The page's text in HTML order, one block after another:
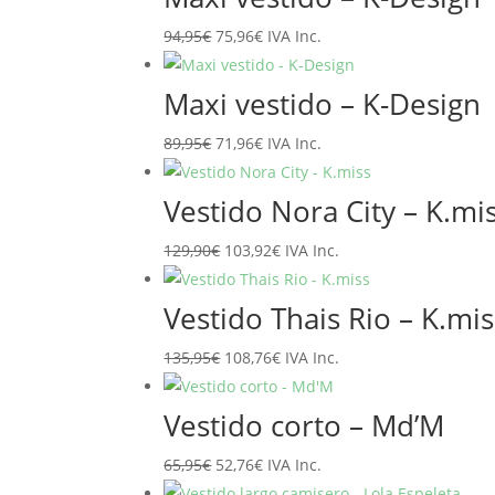
94,95€El
precio
original
era:
94,95€.
75,96€El
precio
actual
es:
75,96€.
IVA Inc.
Maxi vestido – K-Design
89,95€El
precio
original
era:
89,95€.
71,96€El
precio
actual
es:
71,96€.
IVA Inc.
Vestido Nora City –
129,90€ El
precio
original
era:
129,90€.
103,92€El
precio
actual
es:
103,92€.
IVA Inc.
Vestido Thais Rio –
135,95€ El
precio
original
era:
135,95€.
108,76€El
precio
actual
es:
108,76€.
IVA Inc.
Vestido corto – Md’M
65,95€ El
52,76€ElIVA Inc.